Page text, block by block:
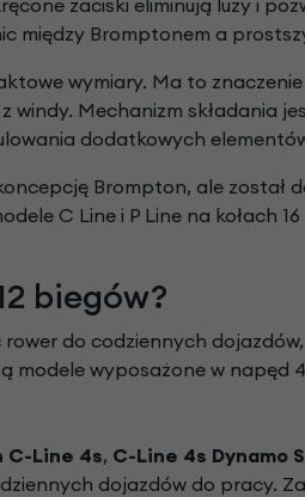
między Bromptonem a
wymiary. Ma to
windy. Mechanizm składania
dodatkowych
Brompton, ale został
C Line i P Line na kołach
biegów?
do codziennych
wyposażone w napęd
C-Line 4s, C-Line 4s Dynamo
dojazdów do pracy.